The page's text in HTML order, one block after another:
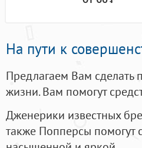
На пути к
Предлагаем Вам сделать
жизни. Вам помогут
Дженерики известных
также Попперсы помогут